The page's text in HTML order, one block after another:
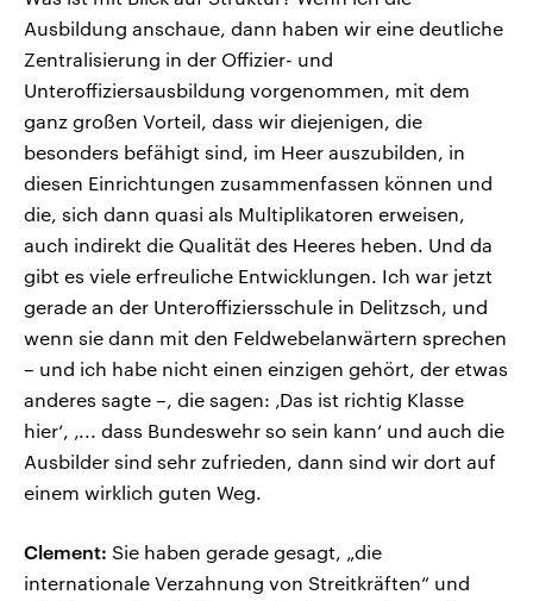
Ausbildung anschaue, dann haben wir eine deutliche
Zentralisierung in der Offizier- und
Unteroffiziersausbildung vorgenommen, mit dem
ganz großen Vorteil, dass wir diejenigen, die
besonders befähigt sind, im Heer auszubilden, in
diesen Einrichtungen zusammenfassen können und
die, sich dann quasi als Multiplikatoren erweisen,
auch indirekt die Qualität des Heeres heben. Und da
gibt es viele erfreuliche Entwicklungen. Ich war jetzt
gerade an der Unteroffiziersschule in Delitzsch, und
wenn sie dann mit den Feldwebelanwärtern sprechen
– und ich habe nicht einen einzigen gehört, der etwas
anderes sagte –, die sagen: ‚Das ist richtig Klasse
hier‘, ‚... dass Bundeswehr so sein kann‘ und auch die
Ausbilder sind sehr zufrieden, dann sind wir dort auf
einem wirklich guten Weg.
Clement: Sie haben gerade gesagt, „die
internationale Verzahnung von Streitkräften“ und